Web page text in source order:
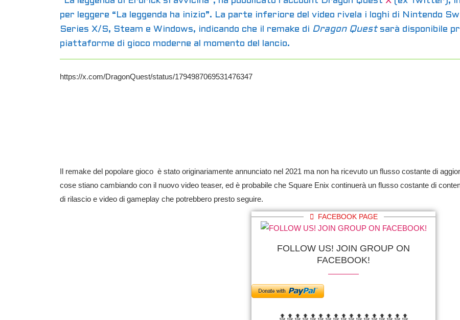
per leggere “La leggenda ha inizio”. La parte inferiore del video rivela i loghi di Nintendo
Series X/S, Steam e Windows, indicando che il remake di Dragon Questsarà disponibile
piattaforme di gioco moderne al momento del lancio.
https://x.com/DragonQuest/status/1794987069531476347
Il remake del popolare gioco è stato originariamente annunciato nel 2021 ma non ha ricevuto un flusso costante di
cose stiano cambiando con il nuovo video teaser, ed è probabile che Square Enix continuerà un flusso costante di
di rilascio e video di gameplay che potrebbero presto seguire.
FACEBOOK PAGE
FOLLOW US! JOIN GROUP ON
FACEBOOK!
🔝🔝🔝🔝🔝🔝 🔝🔝🔝🔝🔝🔝 🔝🔝🔝🔝🔝